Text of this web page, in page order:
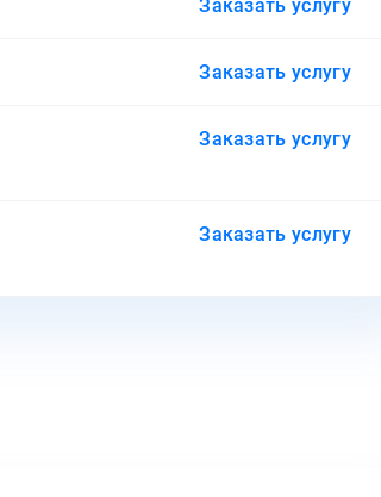
Заказать услугу
Заказать услугу
Заказать услугу
Заказать услугу